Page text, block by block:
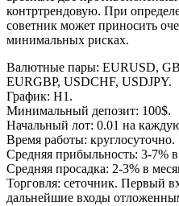
контртрендовую. При
советник может приносить
минимальных рисках.
Валютные пары: EURUSD,
EURGBP, USDCHF, USDJPY.
График: Н1.
Минимальный депозит: 100$.
Начальный лот: 0.01 на
Время работы: круглосуточно.
Средняя прибыльность: 3-7%
Средняя просадка: 2-3% в
Торговля: сеточник. Первый
дальнейшие входы